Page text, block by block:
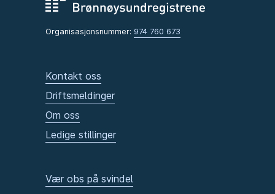
Organisasjonsnummer: 974 760 673
Kontakt oss
Driftsmeldinger
Om oss
Ledige stillinger
Vær obs på svindel